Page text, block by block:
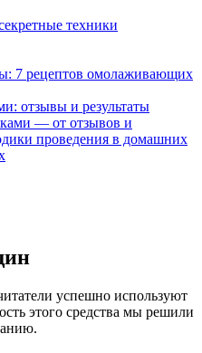
техники
7 рецептов омолаживающих
отзывы и результаты
— от отзывов и
проведения в домашних
успешно используют
этого средства мы решили